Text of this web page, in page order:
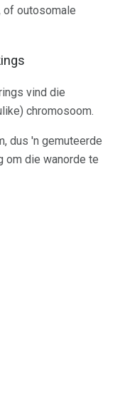
outosomale
vind die
chromosoom.
dus 'n gemuteerde
om die wanorde te